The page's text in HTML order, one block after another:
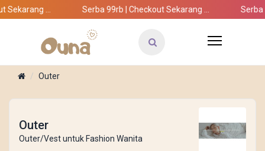
... Serba 99rb | Checkout Sekarang ... Serba
Outer
Outer
Outer/Vest untuk Fashion Wanita